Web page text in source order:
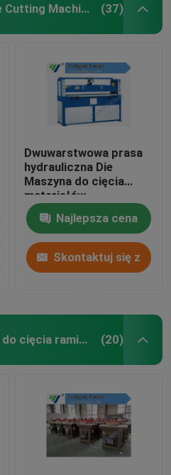
Prasa hydrauliczna Die Cutting Machine (37)
Dwuwarstwowa prasa
hydrauliczna Die
Maszyna do cięcia
materiałów
szerokostopowych /
wielowarstwowych
Najlepsza cena
Skontaktuj się z
Hydrauliczna maszyna do cięcia ramion wahadłowych (20)